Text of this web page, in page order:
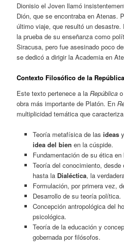
Dionisio el Joven llamó
Dión, que se encontraba en Atenas.
último viaje, que resultó un
la prueba de su enseñanza como
Siracusa, pero fue asesinado poco
se dedicó a dirigir la Academia en
Contexto Filosófico de la República
Este texto pertenece a laRepública
obra más importante de Platón. En
multiplicidad temática que
Teoría metafísica de las ideasy
idea del bien en la cúspide.
Fundamentación de su ética en
Teoría del conocimiento,
hasta la Dialéctica, la
Formulación, por primera vez,
Desarrollo de su teoría política.
Concepción antropológica del
psicológica.
Teoría de la educación y
gobernada por filósofos.